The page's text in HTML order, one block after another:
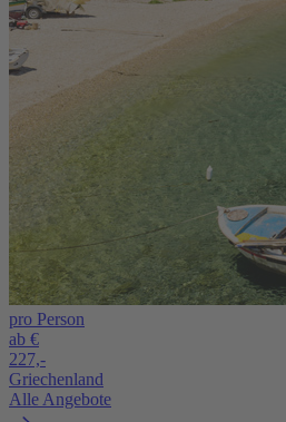
pro Person
ab €
227,-
Griechenland
Alle Angebote